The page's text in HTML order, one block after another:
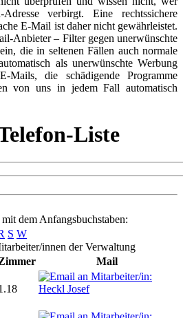
verbirgt. Eine rechtssichere
E-Mail ist daher nicht gewährleistet.
Anbieter – Filter gegen unerwünschte
die in seltenen Fällen auch normale
als unerwünschte Werbung
Mails, die schädigende Programme
von uns in jedem Fall automatisch
Liste
dem Anfangsbuchstaben:
S W
innen der Verwaltung
Mail